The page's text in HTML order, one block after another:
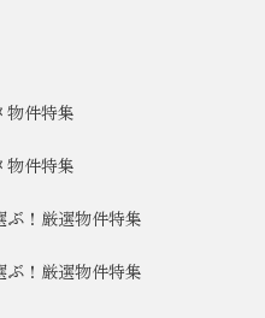
物件特集
物件特集
ぶ！厳選物件特集
ぶ！厳選物件特集